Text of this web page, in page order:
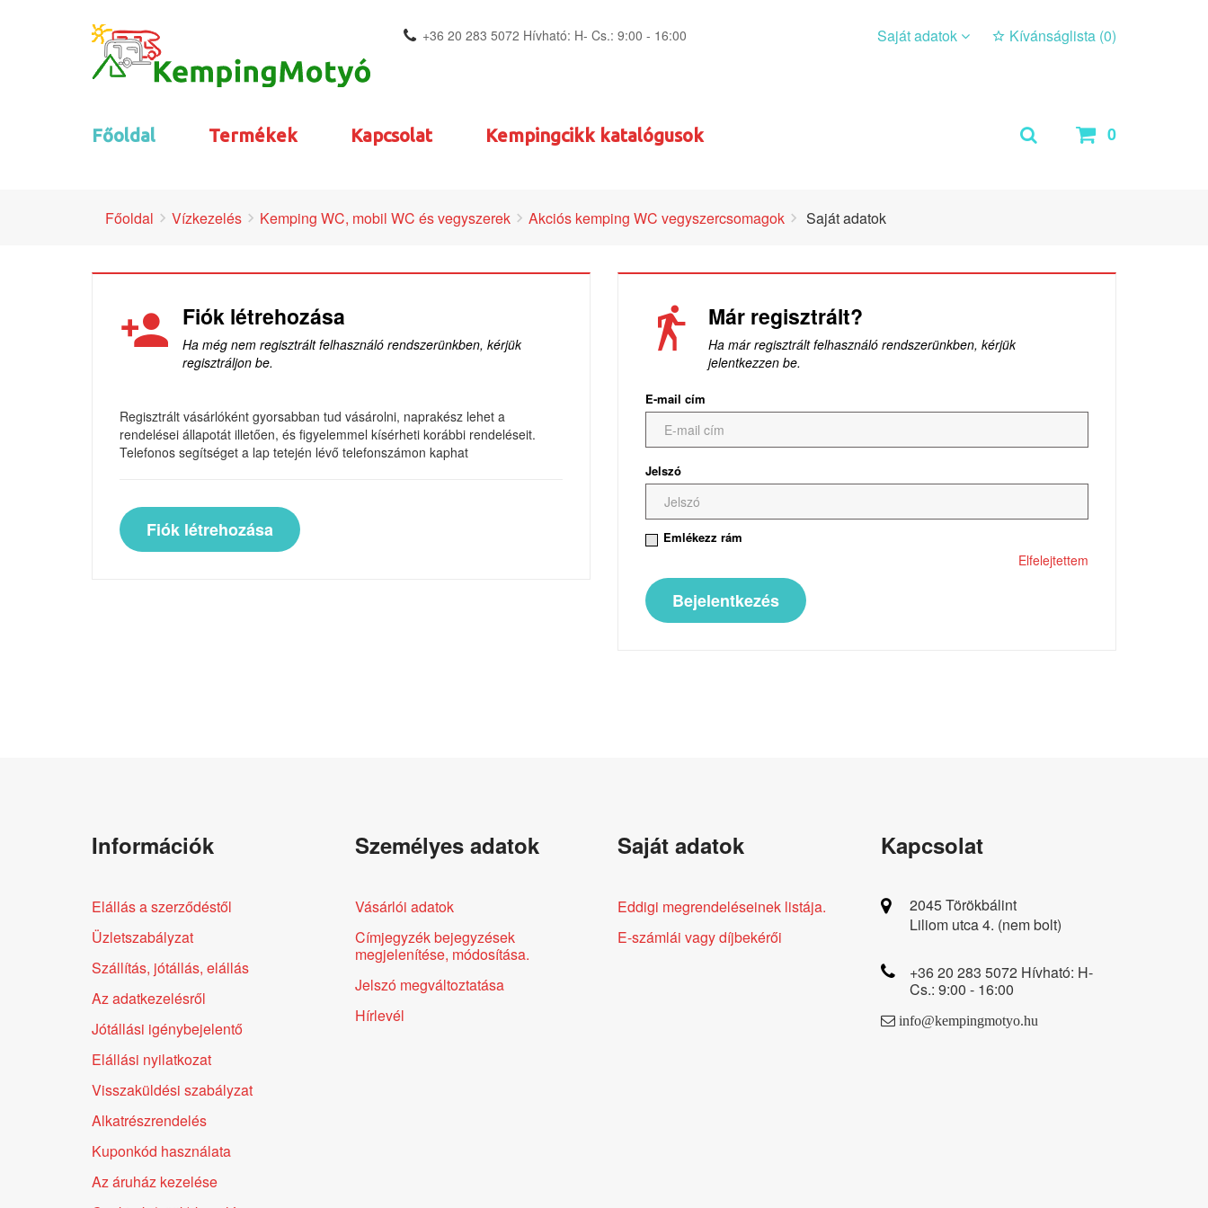
+36 20 283 5072 Hívható: H- Cs.: 9:00 - 16:00 Saját adatok Kívánságlista (0)
Főoldal Termékek Kapcsolat Kempingcikk katalógusok 0
Főoldal Vízkezelés Kemping WC, mobil WC és vegyszerek Akciós kemping WC vegyszercsomagok Saját adatok
Fiók létrehozása
Ha még nem regisztrált felhasználó rendszerünkben, kérjük
regisztráljon be.
Regisztrált vásárlóként gyorsabban tud vásárolni, naprakész lehet a
rendelései állapotát illetően, és figyelemmel kísérheti korábbi rendeléseit.
Telefonos segítséget a lap tetején lévő telefonszámon kaphat
Fiók létrehozása
Már regisztrált?
Ha már regisztrált felhasználó rendszerünkben, kérjük
jelentkezzen be.
E-mail cím
Jelszó
Emlékezz rám
Elfelejtettem
Információk
Elállás a szerződéstől
Üzletszabályzat
Szállítás, jótállás, elállás
Az adatkezelésről
Jótállási igénybejelentő
Elállási nyilatkozat
Visszaküldési szabályzat
Alkatrészrendelés
Kuponkód használata
Az áruház kezelése
Személyes adatok
Vásárlói adatok
Címjegyzék bejegyzések
megjelenítése, módosítása.
Jelszó megváltoztatása
Hírlevél
Saját adatok
Eddigi megrendeléseinek listája.
E-számlái vagy díjbekérői
Kapcsolat
2045 Törökbálint
Liliom utca 4. (nem bolt)
+36 20 283 5072 Hívható: H-
Cs.: 9:00 - 16:00
info@kempingmotyo.hu